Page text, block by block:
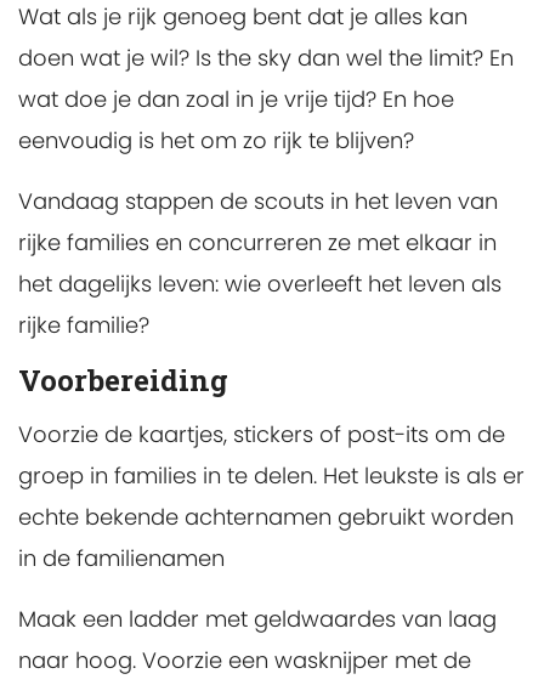
Wat als je rijk genoeg bent dat je alles kan
doen wat je wil? Is the sky dan wel the limit? En
wat doe je dan zoal in je vrije tijd? En hoe
eenvoudig is het om zo rijk te blijven?
Vandaag stappen de scouts in het leven van
rijke families en concurreren ze met elkaar in
het dagelijks leven: wie overleeft het leven als
rijke familie?
Voorbereiding
Voorzie de kaartjes, stickers of post-its om de
groep in families in te delen. Het leukste is als er
echte bekende achternamen gebruikt worden
in de familienamen
Maak een ladder met geldwaardes van laag
naar hoog. Voorzie een wasknijper met de